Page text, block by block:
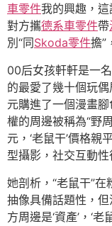
車零件我的興趣，
對方攜德系車零件帶
別“同Skoda零件擔”
00后女孩軒軒是一
的最愛了幾十個玩
元購進了一個漫畫
權的周邊被稱為“野
元，‘老鼠干’價格
型攝影，社交互動性
她剖析，“老鼠干”
抽像具備話題性，
方周邊是‘資產’，‘